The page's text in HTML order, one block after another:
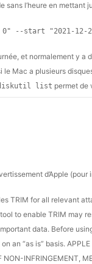
sans l’heure en mettant
--start "2021-12-
et normalement y a
le Mac a plusieurs
list permet de
d’Apple (pour
TRIM for all relevant
to enable TRIM may
data. Before
an “as is” basis.
NON-INFRINGEMENT,